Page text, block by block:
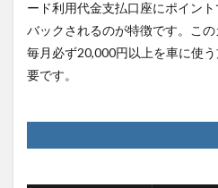
ード利用代金支払口座にポイン
バックされるのが特徴です。この
毎月必ず20,000円以上を車に使
要です。